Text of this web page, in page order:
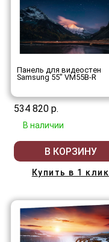
Панель для видеостен
Samsung 55" VM55B-R
534 820 р.
В наличии
В КОРЗИНУ
Купить в 1 клик